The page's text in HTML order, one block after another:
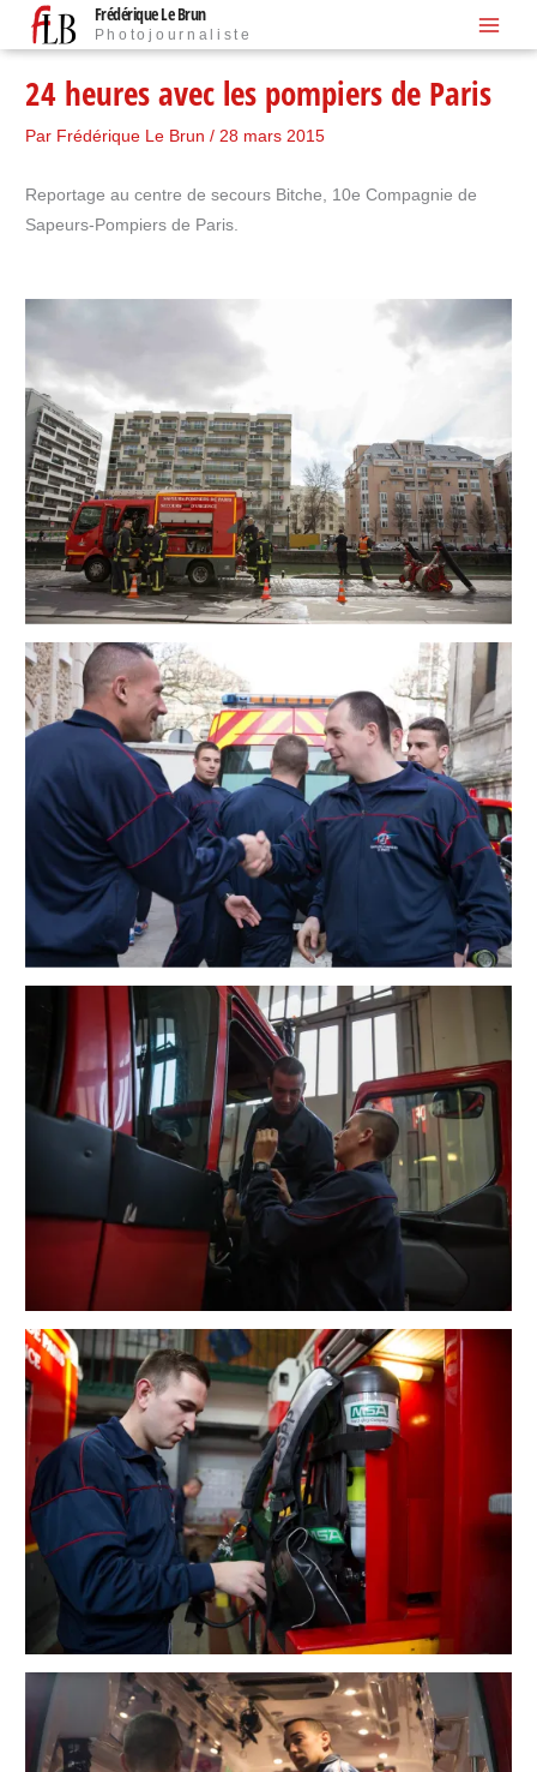
Frédérique Le Brun
Photojournaliste
24 heures avec les pompiers de Paris
Par Frédérique Le Brun/ 28 mars 2015
Reportage au centre de secours Bitche, 10e Compagnie de
Sapeurs-Pompiers de Paris.